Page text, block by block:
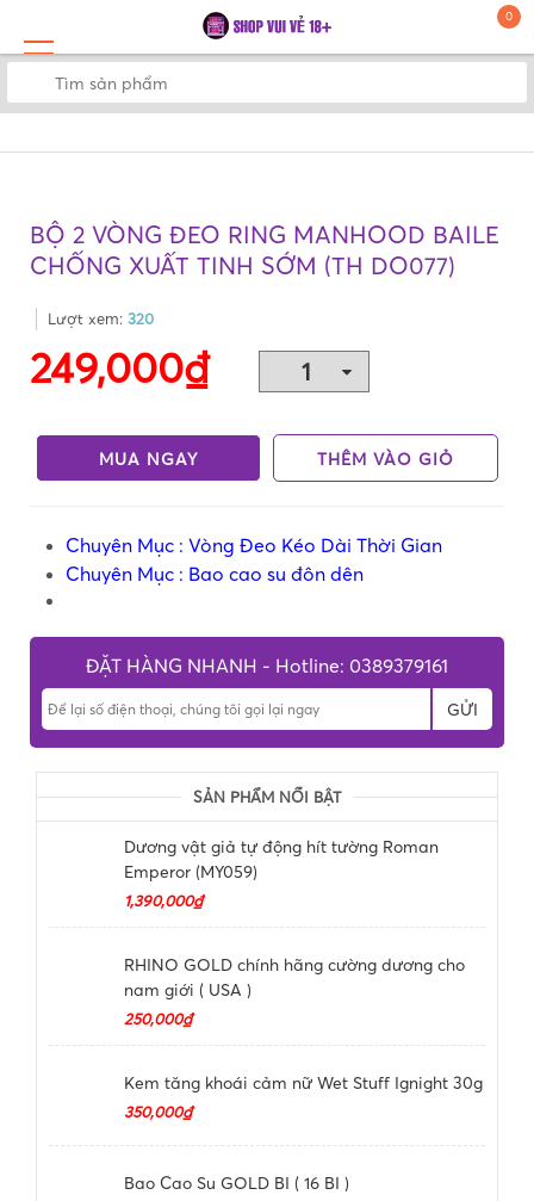
0
BỘ 2 VÒNG ĐEO RING MANHOOD BAILE
CHỐNG XUẤT TINH SỚM (TH DO077)
Lượt xem: 320
249,000₫
MUA NGAY THÊM VÀO GIỎ
Chuyên Mục : Vòng Đeo Kéo Dài Thời Gian
Chuyên Mục : Bao cao su đôn dên
ĐẶT HÀNG NHANH - Hotline: 0389379161
GỬI
SẢN PHẨM NỔI BẬT
Dương vật giả tự động hít tường Roman
Emperor (MY059)
1,390,000₫
RHINO GOLD chính hãng cường dương cho
nam giới ( USA )
250,000₫
Kem tăng khoái cảm nữ Wet Stuff Ignight 30g
350,000₫
Bao Cao Su GOLD BI ( 16 BI )